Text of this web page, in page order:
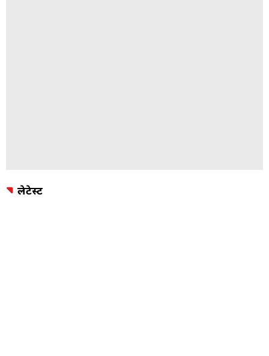
लेटेस्ट